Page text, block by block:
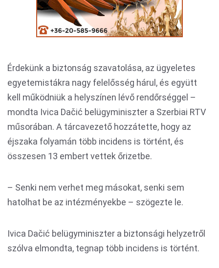
Érdekünk a biztonság szavatolása, az ügyeletes
egyetemistákra nagy felelősség hárul, és együtt
kell működniük a helyszínen lévő rendőrséggel –
mondta Ivica Dačić belügyminiszter a Szerbiai RTV
műsorában. A tárcavezető hozzátette, hogy az
éjszaka folyamán több incidens is történt, és
összesen 13 embert vettek őrizetbe.
– Senki nem verhet meg másokat, senki sem
hatolhat be az intézményekbe – szögezte le.
Ivica Dačić belügyminiszter a biztonsági helyzetről
szólva elmondta, tegnap több incidens is történt.